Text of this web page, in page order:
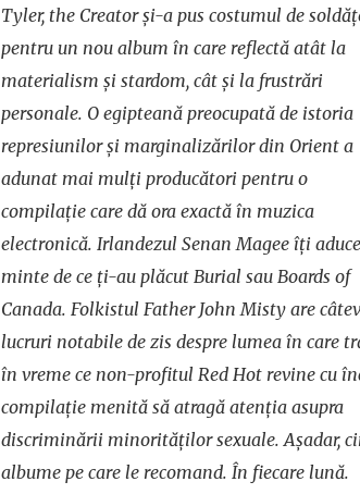
Tyler, the Creator și-a pus costumul de
pentru un nou album în care reflectă atât la
materialism și stardom, cât și la frustrări
personale. O egipteană preocupată de istoria
represiunilor și marginalizărilor din Orient a
adunat mai mulți producători pentru o
compilație care dă ora exactă în muzica
electronică. Irlandezul Senan Magee îți aduce
minte de ce ți-au plăcut Burial sau Boards of
Canada. Folkistul Father John Misty are
lucruri notabile de zis despre lumea în care
în vreme ce non-profitul Red Hot revine cu
compilație menită să atragă atenția asupra
discriminării minorităților sexuale. Așadar,
albume pe care le recomand. În fiecare lună.